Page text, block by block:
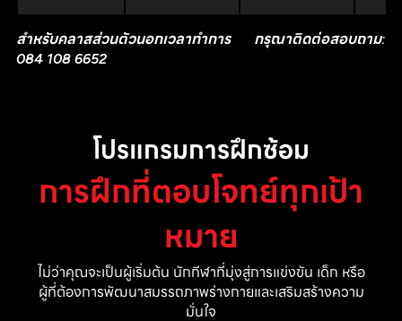
สำหรับคลาสส่วนตัวนอกเวลาทำการ กรุณาติดต่อสอบถาม:
084 108 6652
โปรแกรมการฝึกซ้อม
การฝึกที่ตอบโจทย์ทุกเป้า
หมาย
ไม่ว่าคุณจะเป็นผู้เริ่มต้น นักกีฬาที่มุ่งสู่การแข่งขัน เด็ก หรือ
ผู้ที่ต้องการพัฒนาสมรรถภาพร่างกายและเสริมสร้างความ
มั่นใจ